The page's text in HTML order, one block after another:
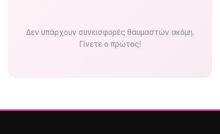
Δεν υπάρχουν συνεισφορές θαυμαστών ακόμη.
Γίνετε ο πρώτος!